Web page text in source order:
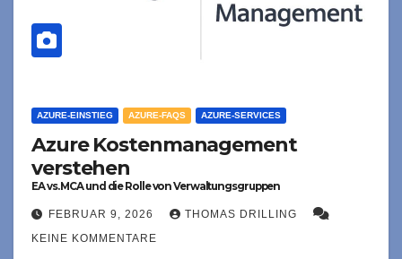
AZURE-EINSTIEG AZURE-FAQS AZURE-SERVICES
Azure Kostenmanagement
verstehen
EA vs. MCA und die Rolle von Verwaltungsgruppen
FEBRUAR 9, 2026
THOMAS DRILLING
KEINE KOMMENTARE